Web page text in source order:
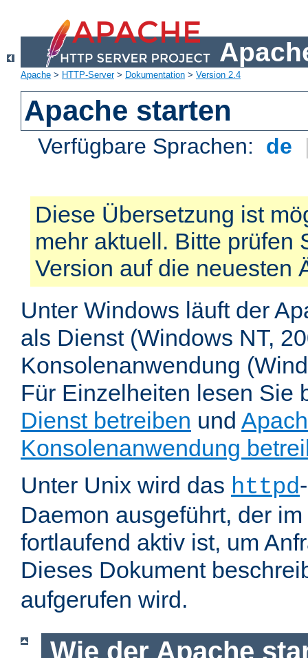
Apache > HTTP-Server> Dokumentation > Version 2.4
Apache starten
Verfügbare Sprachen: de
Diese Übersetzung ist
mehr aktuell. Bitte prüfen
Version auf die neuesten
Unter Windows läuft der
als Dienst (Windows NT,
Konsolenanwendung
Für Einzelheiten lesen Sie
Dienst betreiben und
Konsolenanwendung
Unter Unix wird das httpd
Daemon ausgeführt, der
fortlaufend aktiv ist, um
Dieses Dokument
aufgerufen wird.
Wie der Apache